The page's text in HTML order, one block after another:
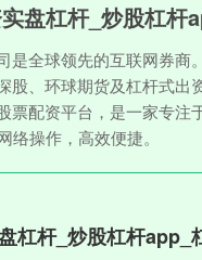
盘杠杆_炒股杠杆
是全球领先的互联网券
股、环球期货及杠杆式
票配资平台，是一家专
操作，高效便捷。
杠杆_炒股杠杆app_